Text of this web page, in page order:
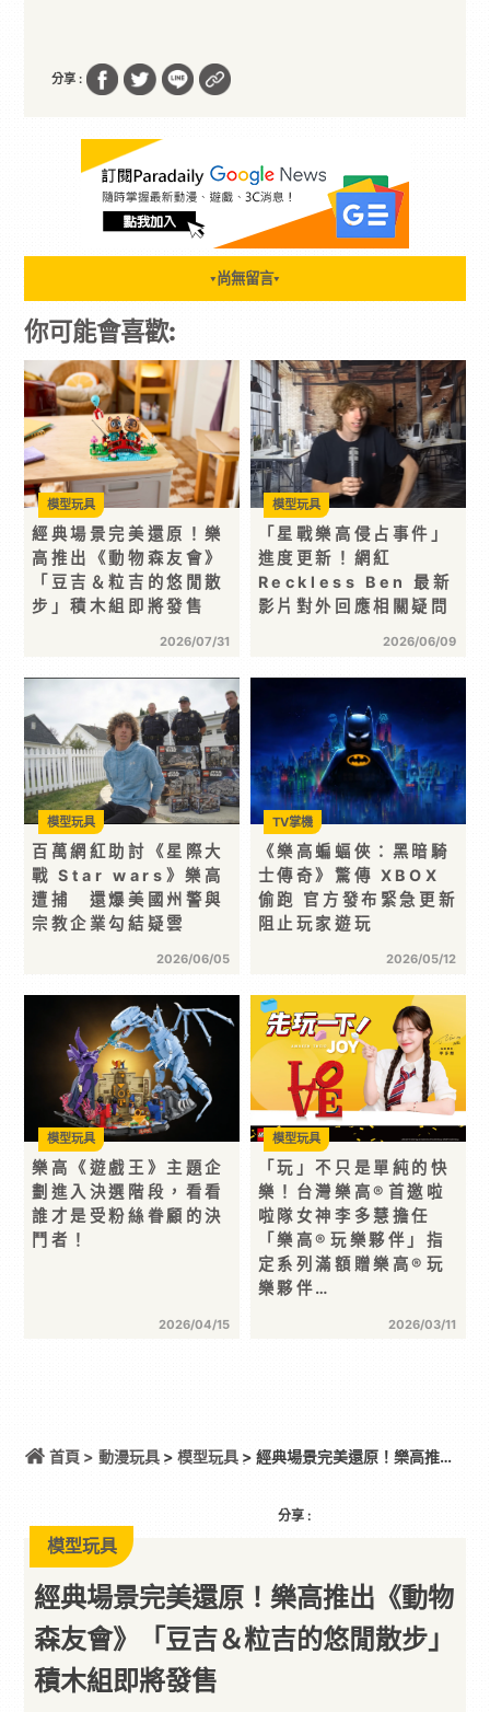
分享 :
▼ 尚無留言▼
你可能會喜歡:
經典場景完美還原！樂
高推出《動物森友會》
「豆吉＆粒吉的悠閒散
步」積木組即將發售
2026/07/31
模型玩具
「星戰樂高侵占事件」
進度更新！網紅
Reckless Ben 最新
影片對外回應相關疑問
2026/06/09
模型玩具
百萬網紅助討《星際大
戰 Star wars》樂高
遭捕 還爆美國州警與
宗教企業勾結疑雲
2026/06/05
模型玩具
《樂高蝙蝠俠：黑暗騎
士傳奇》驚傳 XBOX
偷跑 官方發布緊急更新
阻止玩家遊玩
2026/05/12
TV掌機
樂高《遊戲王》主題企
劃進入決選階段，看看
誰才是受粉絲眷顧的決
鬥者！
2026/04/15
模型玩具
「玩」不只是單純的快
樂！台灣樂高®首邀啦
啦隊女神李多慧擔任
「樂高®玩樂夥伴」指
定系列滿額贈樂高®玩
樂夥伴…
2026/03/11
模型玩具
首頁 > 動漫玩具> 模型玩具> 經典場景完美還原！樂高推出
分享 :
模型玩具
經典場景完美還原！樂高推出《動物
森友會》「豆吉＆粒吉的悠閒散步」
積木組即將發售